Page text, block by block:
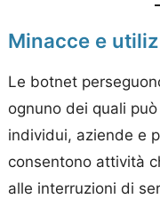
Minacce e
Le botnet
ognuno dei quali
individui, aziende e
consentono attività
alle interruzioni di